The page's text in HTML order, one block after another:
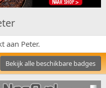
aan Peter.
Bekijk alle beschikbare badges